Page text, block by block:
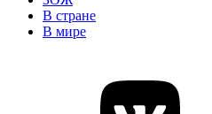
В стране
В мире